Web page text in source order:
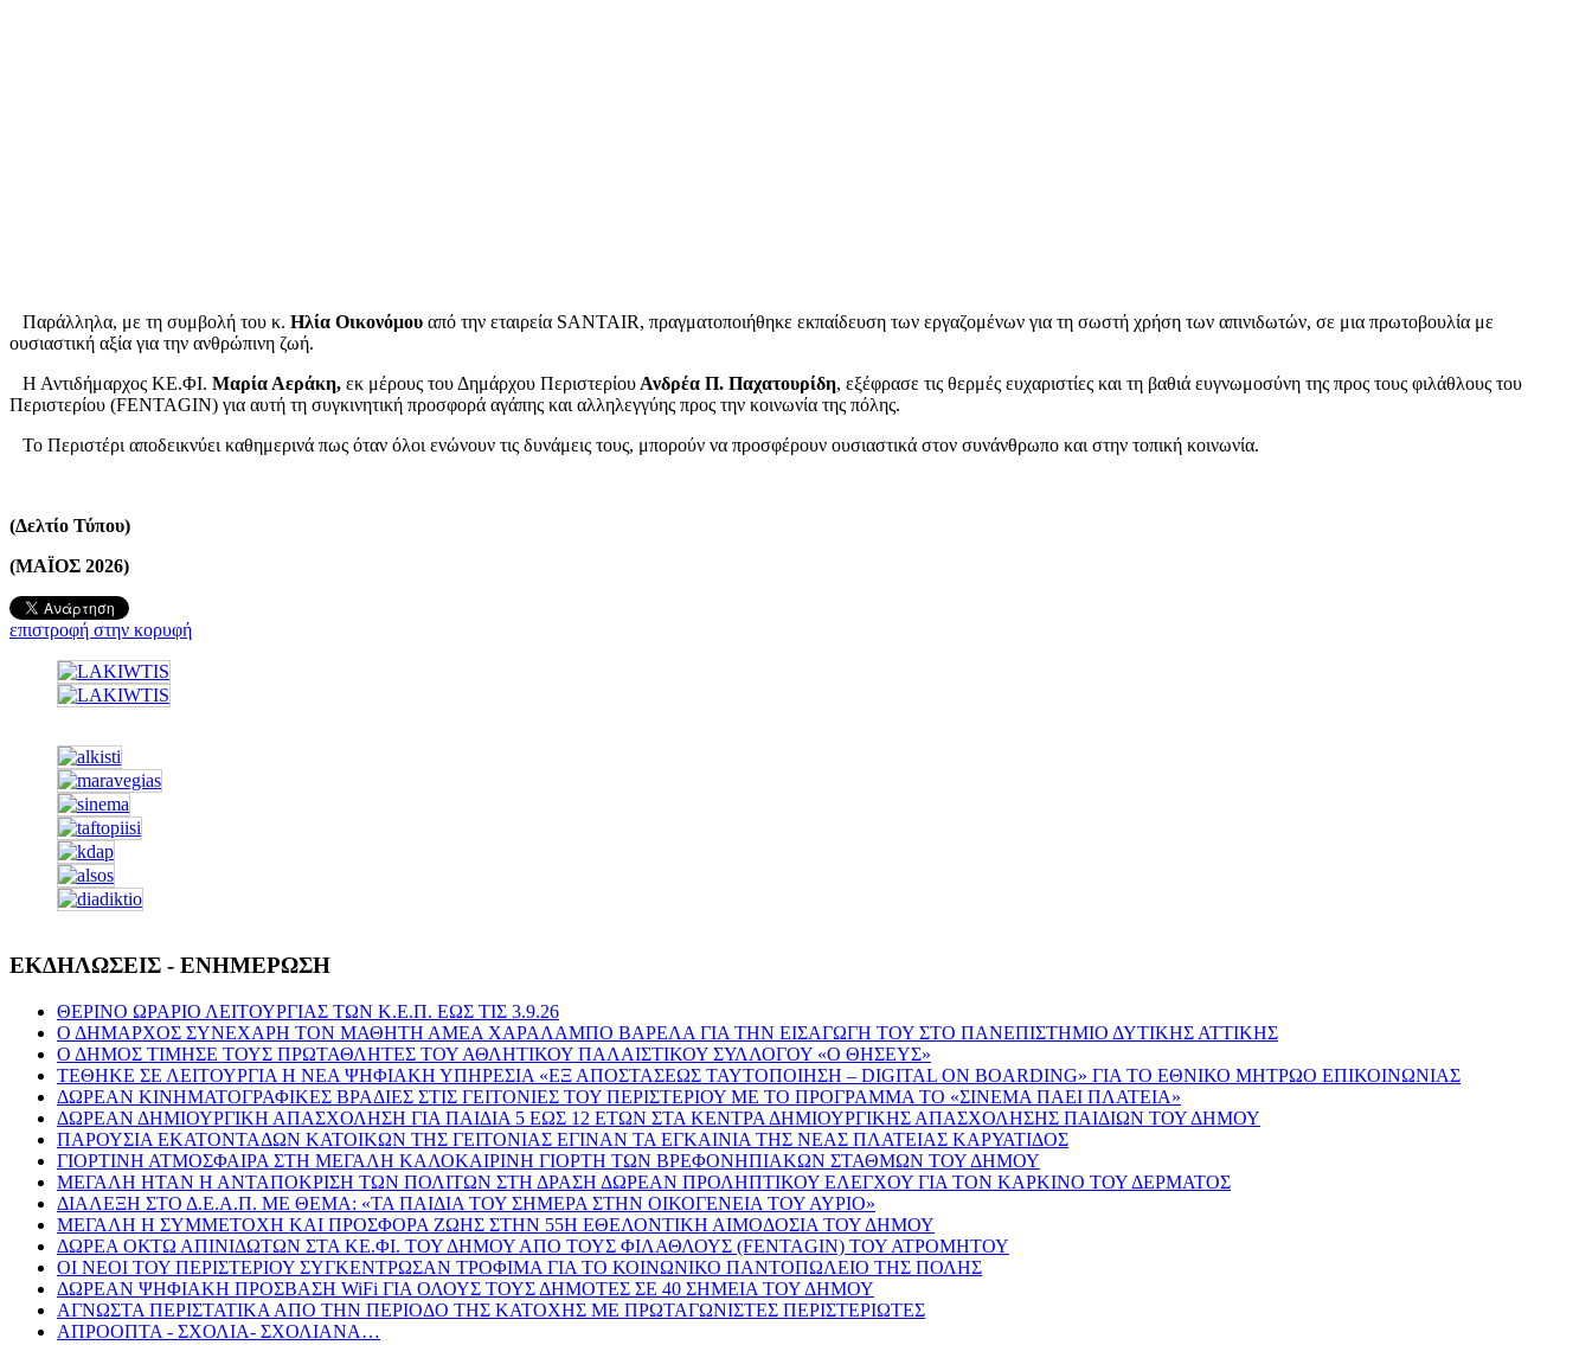
Παράλληλα, με τη συμβολή του κ.Ηλία Οικονόμου από την εταιρεία SANTAIR, πραγματοποιήθηκε εκπαίδευση των εργαζομένων για τη σωστή χρήση των απινιδωτών, σε μια πρωτοβουλία με
ουσιαστική αξία για την ανθρώπινη ζωή.
Η Αντιδήμαρχος ΚΕ.ΦΙ. Μαρία Αεράκη,εκ μέρους του Δημάρχου ΠεριστερίουΑνδρέα Π. Παχατουρίδη, εξέφρασε τις θερμές ευχαριστίες και τη βαθιά ευγνωμοσύνη της προς τους φιλάθλους του
Περιστερίου (FENTAGIN) για αυτή τη συγκινητική προσφορά αγάπης και αλληλεγγύης προς την κοινωνία της πόλης.
Το Περιστέρι αποδεικνύει καθημερινά πως όταν όλοι ενώνουν τις δυνάμεις τους, μπορούν να προσφέρουν ουσιαστικά στον συνάνθρωπο και στην τοπική κοινωνία.
(Δελτίο Τύπου)
(ΜΑΪΟΣ 2026)
επιστροφή στην κορυφή
ΕΚΔΗΛΩΣΕΙΣ - ΕΝΗΜΕΡΩΣΗ
ΘΕΡΙΝΟ ΩΡΑΡΙΟ ΛΕΙΤΟΥΡΓΙΑΣ ΤΩΝ Κ.Ε.Π. ΕΩΣ ΤΙΣ 3.9.26
Ο ΔΗΜΑΡΧΟΣ ΣΥΝΕΧΑΡΗ ΤΟΝ ΜΑΘΗΤΗ ΑΜΕΑ ΧΑΡΑΛΑΜΠΟ ΒΑΡΕΛΑ ΓΙΑ ΤΗΝ ΕΙΣΑΓΩΓΗ ΤΟΥ ΣΤΟ ΠΑΝΕΠΙΣΤΗΜΙΟ ΔΥΤΙΚΗΣ ΑΤΤΙΚΗΣ
Ο ΔΗΜΟΣ ΤΙΜΗΣΕ ΤΟΥΣ ΠΡΩΤΑΘΛΗΤΕΣ ΤΟΥ ΑΘΛΗΤΙΚΟΥ ΠΑΛΑΙΣΤΙΚΟΥ ΣΥΛΛΟΓΟΥ «Ο ΘΗΣΕΥΣ»
ΤΕΘΗΚΕ ΣΕ ΛΕΙΤΟΥΡΓΙΑ Η ΝΕΑ ΨΗΦΙΑΚΗ ΥΠΗΡΕΣΙΑ «ΕΞ ΑΠΟΣΤΑΣΕΩΣ ΤΑΥΤΟΠΟΙΗΣΗ – DIGITAL ON BOARDING» ΓΙΑ ΤΟ ΕΘΝΙΚΟ ΜΗΤΡΩΟ ΕΠΙΚΟΙΝΩΝΙΑΣ
ΔΩΡΕΑΝ ΚΙΝΗΜΑΤΟΓΡΑΦΙΚΕΣ ΒΡΑΔΙΕΣ ΣΤΙΣ ΓΕΙΤΟΝΙΕΣ ΤΟΥ ΠΕΡΙΣΤΕΡΙΟΥ ΜΕ ΤΟ ΠΡΟΓΡΑΜΜΑ ΤΟ «ΣΙΝΕΜΑ ΠΑΕΙ ΠΛΑΤΕΙΑ»
ΔΩΡΕΑΝ ΔΗΜΙΟΥΡΓΙΚΗ ΑΠΑΣΧΟΛΗΣΗ ΓΙΑ ΠΑΙΔΙΑ 5 ΕΩΣ 12 ΕΤΩΝ ΣΤΑ ΚΕΝΤΡΑ ΔΗΜΙΟΥΡΓΙΚΗΣ ΑΠΑΣΧΟΛΗΣΗΣ ΠΑΙΔΙΩΝ ΤΟΥ ΔΗΜΟΥ
ΠΑΡΟΥΣΙΑ ΕΚΑΤΟΝΤΑΔΩΝ ΚΑΤΟΙΚΩΝ ΤΗΣ ΓΕΙΤΟΝΙΑΣ ΕΓΙΝΑΝ ΤΑ ΕΓΚΑΙΝΙΑ ΤΗΣ ΝΕΑΣ ΠΛΑΤΕΙΑΣ ΚΑΡΥΑΤΙΔΟΣ
ΓΙΟΡΤΙΝΗ ΑΤΜΟΣΦΑΙΡΑ ΣΤΗ ΜΕΓΑΛΗ ΚΑΛΟΚΑΙΡΙΝΗ ΓΙΟΡΤΗ ΤΩΝ ΒΡΕΦΟΝΗΠΙΑΚΩΝ ΣΤΑΘΜΩΝ ΤΟΥ ΔΗΜΟΥ
ΜΕΓΑΛΗ ΗΤΑΝ Η ΑΝΤΑΠΟΚΡΙΣΗ ΤΩΝ ΠΟΛΙΤΩΝ ΣΤΗ ΔΡΑΣΗ ΔΩΡΕΑΝ ΠΡΟΛΗΠΤΙΚΟΥ ΕΛΕΓΧΟΥ ΓΙΑ ΤΟΝ ΚΑΡΚΙΝΟ ΤΟΥ ΔΕΡΜΑΤΟΣ
ΔΙΑΛΕΞΗ ΣΤΟ Δ.Ε.Α.Π. ΜΕ ΘΕΜΑ: «ΤΑ ΠΑΙΔΙΑ ΤΟΥ ΣΗΜΕΡΑ ΣΤΗΝ ΟΙΚΟΓΕΝΕΙΑ ΤΟΥ ΑΥΡΙΟ»
ΜΕΓΑΛΗ Η ΣΥΜΜΕΤΟΧΗ ΚΑΙ ΠΡΟΣΦΟΡΑ ΖΩΗΣ ΣΤΗΝ 55Η ΕΘΕΛΟΝΤΙΚΗ ΑΙΜΟΔΟΣΙΑ ΤΟΥ ΔΗΜΟΥ
ΔΩΡΕΑ ΟΚΤΩ ΑΠΙΝΙΔΩΤΩΝ ΣΤΑ ΚΕ.ΦΙ. ΤΟΥ ΔΗΜΟΥ ΑΠΟ ΤΟΥΣ ΦΙΛΑΘΛΟΥΣ (FENTAGIN) ΤΟΥ ΑΤΡΟΜΗΤΟΥ
ΟΙ ΝΕΟΙ ΤΟΥ ΠΕΡΙΣΤΕΡΙΟΥ ΣΥΓΚΕΝΤΡΩΣΑΝ ΤΡΟΦΙΜΑ ΓΙΑ ΤΟ ΚΟΙΝΩΝΙΚΟ ΠΑΝΤΟΠΩΛΕΙΟ ΤΗΣ ΠΟΛΗΣ
ΔΩΡΕΑΝ ΨΗΦΙΑΚΗ ΠΡΟΣΒΑΣΗ WiFi ΓΙΑ ΟΛΟΥΣ ΤΟΥΣ ΔΗΜΟΤΕΣ ΣΕ 40 ΣΗΜΕΙΑ ΤΟΥ ΔΗΜΟΥ
ΑΓΝΩΣΤΑ ΠΕΡΙΣΤΑΤΙΚΑ ΑΠΟ ΤΗΝ ΠΕΡΙΟΔΟ ΤΗΣ ΚΑΤΟΧΗΣ ΜΕ ΠΡΩΤΑΓΩΝΙΣΤΕΣ ΠΕΡΙΣΤΕΡΙΩΤΕΣ
ΑΠΡΟΟΠΤΑ - ΣΧΟΛΙΑ- ΣΧΟΛΙΑΝΑ…